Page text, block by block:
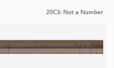
20C3: Not a Number